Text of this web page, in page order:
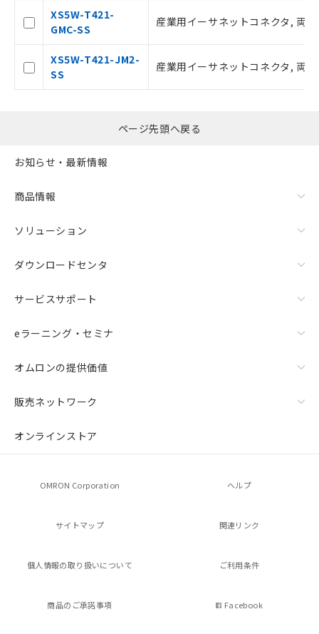
XS5W-T421-
GMC-SS
産業用イーサネットコネクタ, 両
XS5W-T421-JM2-
SS
産業用イーサネットコネクタ, 両
ページ先頭へ戻る
お知らせ・最新情報
商品情報
ソリューション
ダウンロードセンタ
サービスサポート
eラーニング・セミナ
オムロンの提供価値
販売ネットワーク
オンラインストア
OMRON Corporation ヘルプ
サイトマップ 関連リンク
個人情報の取り扱いについて ご利用条件
商品のご承諾事項 Facebook
をご了承ください。
※当社の共同利用者とは、
用者の範囲」に記載されている法人を